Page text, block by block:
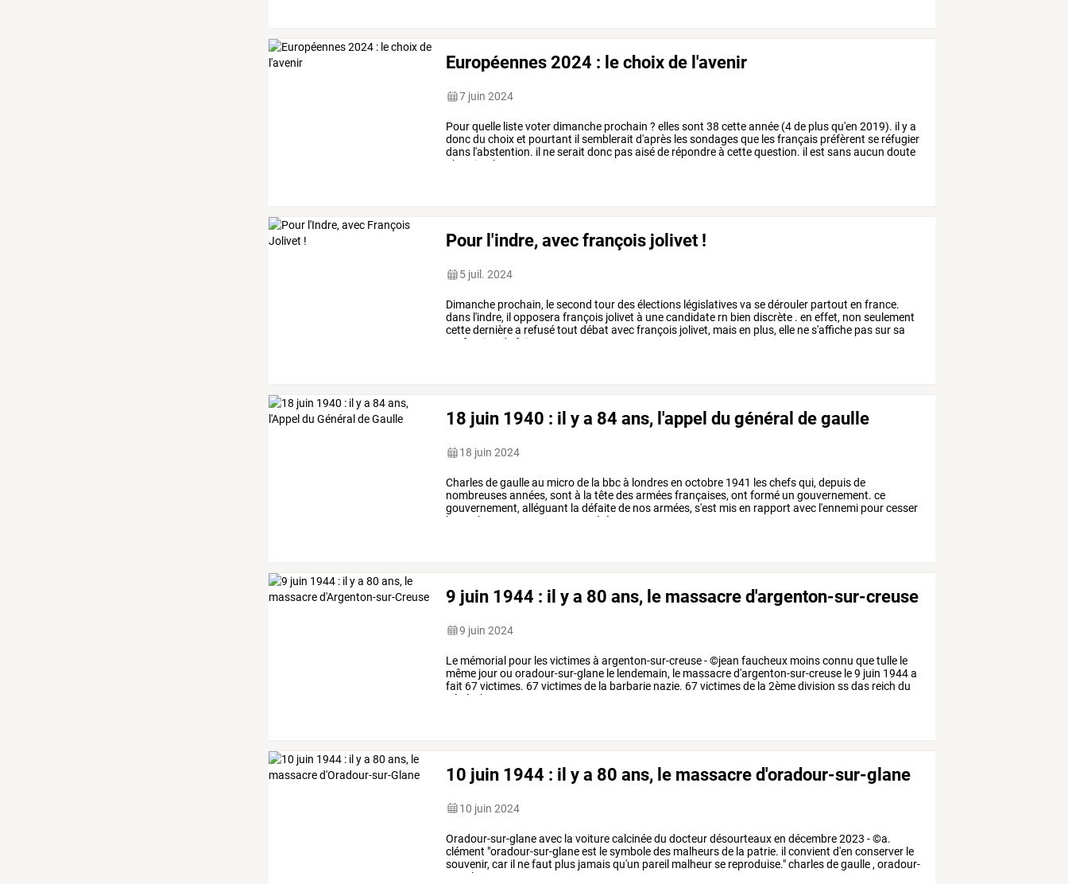
Européennes 2024 : le choix de l'avenir
7 juin 2024
Pourquelle listevoterdimanche prochain ? ellessont 38 cetteannée (4de plusqu'en 2019). il ya
doncdu choixet pourtant il semblerait d'après lessondagesque lesfrançais préfèrent se réfugier
dans l'abstention. il neserait donc pasaiséde répondreà cettequestion. il est sansaucun doute
plus
simple
Pour l'indre, avec françois jolivet !
5 juil. 2024
Dimanche prochain, lesecond tourdesélections législativesva sedérouler partout en france.
dans l'indre, il opposera françois jolivet à unecandidate rn bien discrète . en effet, non seulement
cettedernièrea refusétout débat avecfrançois jolivet, maisen plus,elle nes'affiche passursa
profession
de foi,
18 juin 1940 : il y a 84 ans, l'appel du général de gaulle
18 juin 2024
Charlesdegaulleau microde la bbcà londresen octobre 1941 leschefsqui, depuisde
nombreusesannées, sont à la têtedesarméesfrançaises, ont formé un gouvernement. ce
gouvernement, alléguant la défaitede nosarmées, s'est misen rapport avec l'ennemi pourcesser
le
combat. été,
9 juin 1944 : il y a 80 ans, le massacre d'argenton-sur-creuse
9 juin 2024
Le mémorial pour lesvictimesà argenton-sur-creuse-©jean faucheux moinsconnu quetulle le
même jourou oradour-sur-glane le lendemain, le massacred'argenton-sur-creuse le9 juin 1944a
fait 67victimes. 67victimesde la barbarie nazie. 67victimesde la 2èmedivision ssdas reich du
général
10 juin 1944 : il y a 80 ans, le massacre d'oradour-sur-glane
10 juin 2024
Oradour-sur-glaneavec la voiturecalcinéedu docteurdésourteauxen décembre2023 -©a.
clément "oradour-sur-glaneest lesymboledes malheursde la patrie. il convient d'en conserver le
souvenir, car il nefaut plus jamaisqu'un pareil malheurse reproduise."charlesdegaulle , oradour-
sur-glane,